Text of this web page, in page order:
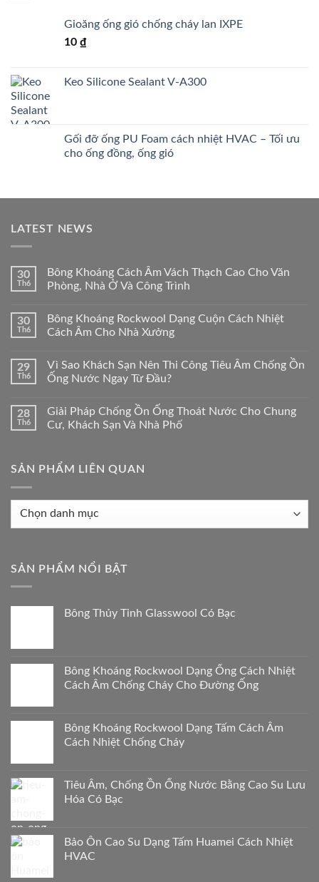
Gioăng ống gió chống cháy lan IXPE
10 ₫
Keo Silicone Sealant V-A300
Gối đỡ ống PU Foam cách nhiệt HVAC – Tối ưu
cho ống đồng, ống gió
LATEST NEWS
30
Th6
Bông Khoáng Cách Âm Vách Thạch Cao Cho Văn
Phòng, Nhà Ở Và Công Trình
30
Th6
Bông Khoáng Rockwool Dạng Cuộn Cách Nhiệt
Cách Âm Cho Nhà Xưởng
29
Th6
Vì Sao Khách Sạn Nên Thi Công Tiêu Âm Chống Ồn
Ống Nước Ngay Từ Đầu?
28
Th6
Giải Pháp Chống Ồn Ống Thoát Nước Cho Chung
Cư, Khách Sạn Và Nhà Phố
SẢN PHẨM LIÊN QUAN
Sản
SẢN PHẨM NỔI BẬT
Bông Thủy Tinh Glasswool Có Bạc
Bông Khoáng Rockwool Dạng Ống Cách Nhiệt
Cách Âm Chống Cháy Cho Đường Ống
Bông Khoáng Rockwool Dạng Tấm Cách Âm
Cách Nhiệt Chống Cháy
Tiêu Âm, Chống Ồn Ống Nước Bằng Cao Su Lưu
Hóa Có Bạc
Bảo Ôn Cao Su Dạng Tấm Huamei Cách Nhiệt
HVAC